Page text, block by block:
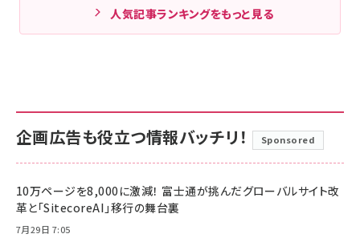
人気記事ランキングをもっと見る
企画広告も役立つ情報バッチリ！ Sponsored
10万ページを8,000に激減！ 富士通が挑んだグローバルサイト改
革と「SitecoreAI」移行の舞台裏
7月29日 7:05